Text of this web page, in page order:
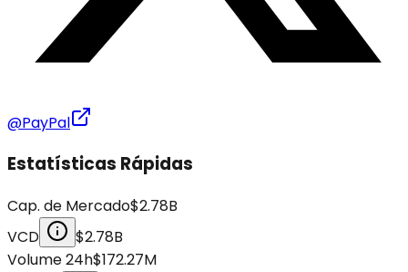
@PayPal
Estatísticas Rápidas
Cap. de Mercado$2.78B
VCD
$2.78B
Volume 24h$172.27M